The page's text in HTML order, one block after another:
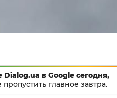
Dialog.ua в Google сегодня,
главное завтра.